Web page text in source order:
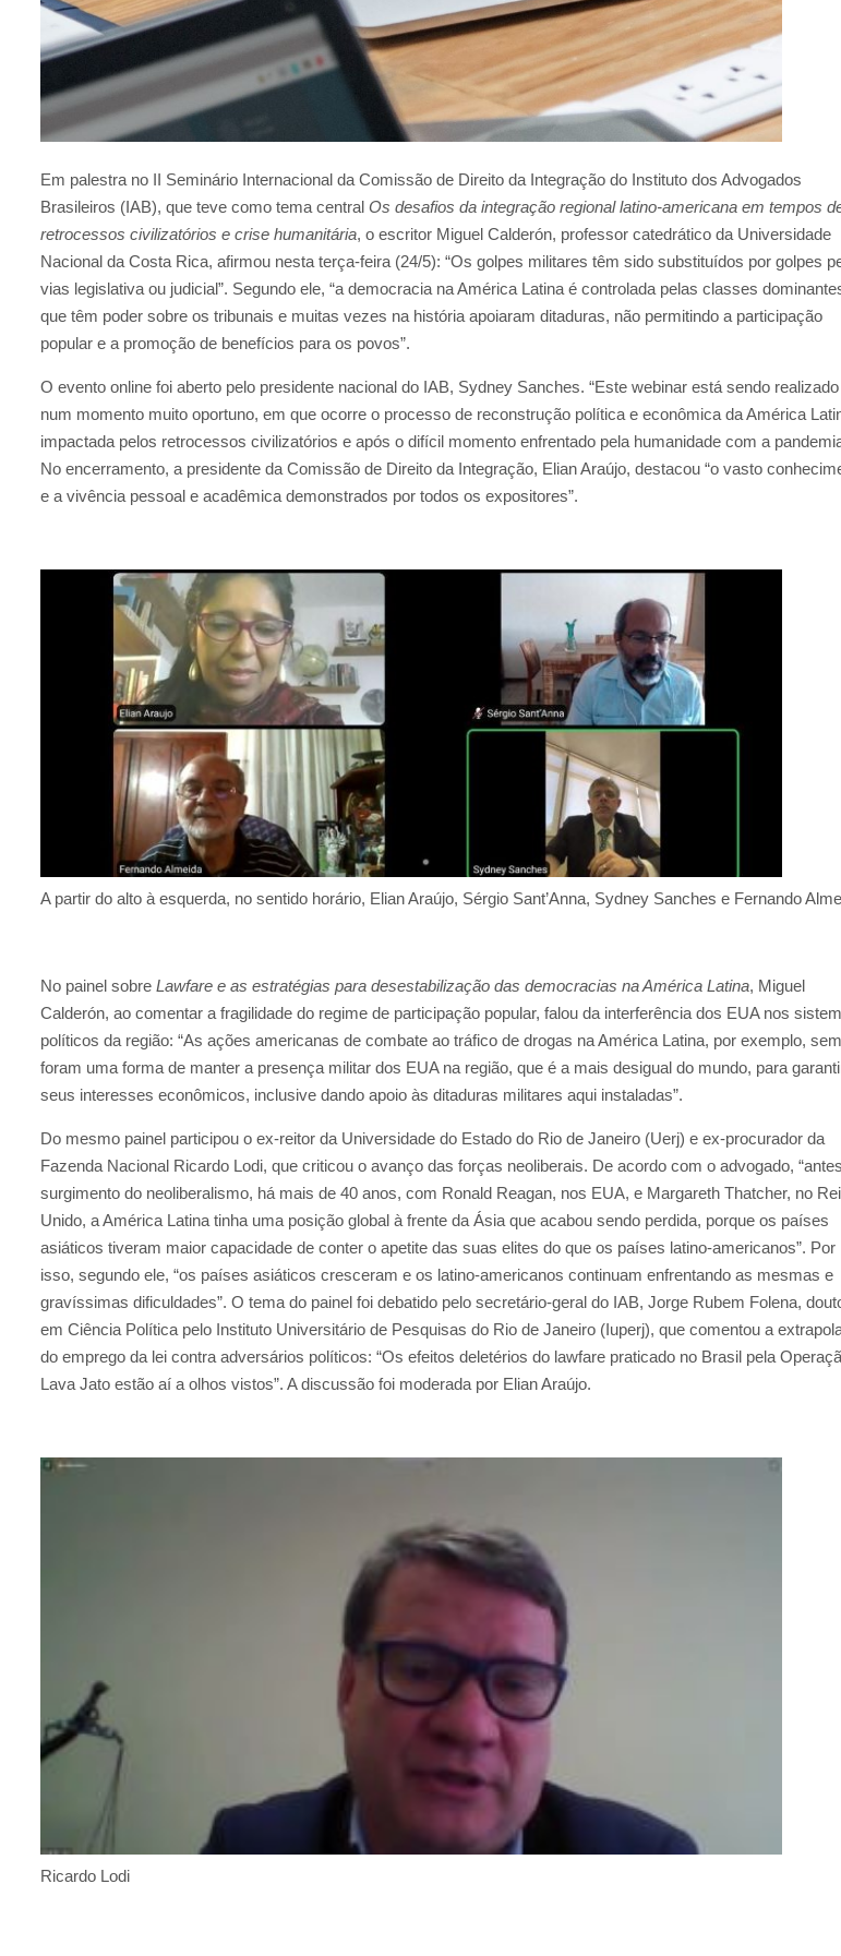
Em palestra no II Seminário Internacional da Comissão de Direito da Integração do Instituto dos Advogados
Brasileiros (IAB), que teve como tema central Os desafios da integração regional latino-americana em tempos
retrocessos civilizatórios e crise humanitária, o escritor Miguel Calderón, professor catedrático da Universidade
Nacional da Costa Rica, afirmou nesta terça-feira (24/5): “Os golpes militares têm sido substituídos por golpes
vias legislativa ou judicial”. Segundo ele, “a democracia na América Latina é controlada pelas classes
que têm poder sobre os tribunais e muitas vezes na história apoiaram ditaduras, não permitindo a participação
popular e a promoção de benefícios para os povos”.
O evento online foi aberto pelo presidente nacional do IAB, Sydney Sanches. “Este webinar está sendo realizado
num momento muito oportuno, em que ocorre o processo de reconstrução política e econômica da América
impactada pelos retrocessos civilizatórios e após o difícil momento enfrentado pela humanidade com a
No encerramento, a presidente da Comissão de Direito da Integração, Elian Araújo, destacou “o vasto
e a vivência pessoal e acadêmica demonstrados por todos os expositores”.
A partir do alto à esquerda, no sentido horário, Elian Araújo, Sérgio Sant’Anna, Sydney Sanches e Fernando
No painel sobre Lawfare e as estratégias para desestabilização das democracias na América Latina, Miguel
Calderón, ao comentar a fragilidade do regime de participação popular, falou da interferência dos EUA nos
políticos da região: “As ações americanas de combate ao tráfico de drogas na América Latina, por exemplo,
foram uma forma de manter a presença militar dos EUA na região, que é a mais desigual do mundo, para
seus interesses econômicos, inclusive dando apoio às ditaduras militares aqui instaladas”.
Do mesmo painel participou o ex-reitor da Universidade do Estado do Rio de Janeiro (Uerj) e ex-procurador da
Fazenda Nacional Ricardo Lodi, que criticou o avanço das forças neoliberais. De acordo com o advogado,
surgimento do neoliberalismo, há mais de 40 anos, com Ronald Reagan, nos EUA, e Margareth Thatcher, no
Unido, a América Latina tinha uma posição global à frente da Ásia que acabou sendo perdida, porque os países
asiáticos tiveram maior capacidade de conter o apetite das suas elites do que os países latino-americanos”. Por
isso, segundo ele, “os países asiáticos cresceram e os latino-americanos continuam enfrentando as mesmas e
gravíssimas dificuldades”. O tema do painel foi debatido pelo secretário-geral do IAB, Jorge Rubem Folena,
em Ciência Política pelo Instituto Universitário de Pesquisas do Rio de Janeiro (Iuperj), que comentou a
do emprego da lei contra adversários políticos: “Os efeitos deletérios do lawfare praticado no Brasil pela
Lava Jato estão aí a olhos vistos”. A discussão foi moderada por Elian Araújo.
Ricardo Lodi